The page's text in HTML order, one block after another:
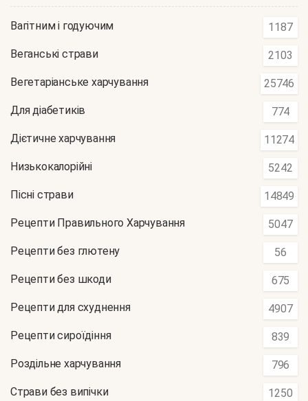
Вагітним і годуючим 1187
Веганські страви 2103
Вегетаріанське харчування 25746
Для діабетиків 774
Дієтичне харчування 11274
Низькокалорійні 5242
Пісні страви 14849
Рецепти Правильного Харчування 5047
Рецепти без глютену 56
Рецепти без шкоди 675
Рецепти для схуднення 4907
Рецепти сироїдіння 839
Роздільне харчування 796
Страви без випічки 1250